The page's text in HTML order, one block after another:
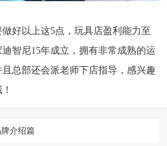
好以上这5点，玩具店盈利能力至
智尼15年成立，拥有非常成熟的运
总部还会派老师下店指导，感兴趣
介绍篇